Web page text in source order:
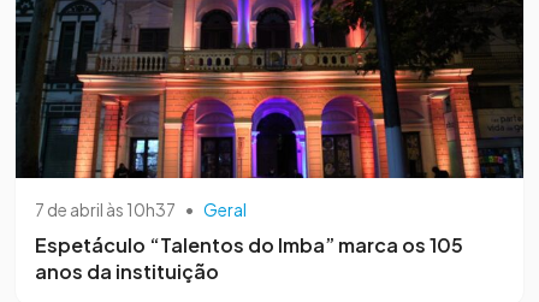
7 de abril às 10h37 • Geral
Espetáculo “Talentos do Imba” marca os 105
anos da instituição